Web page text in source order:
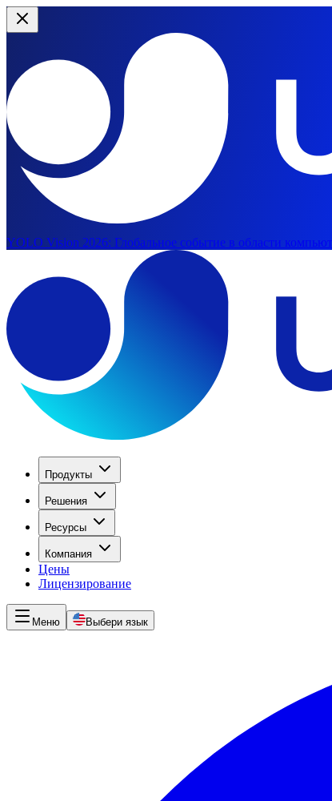
YOLO Vision 2026: Глобальное событие в области
Продукты
Решения
Ресурсы
Компания
Цены
Лицензирование
Меню Выбери язык